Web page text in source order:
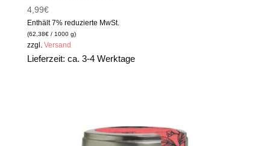
4,99€
Enthält 7% reduzierte MwSt.
(62,38€/ 1000 g)
zzgl. Versand
Lieferzeit: ca. 3-4 Werktage